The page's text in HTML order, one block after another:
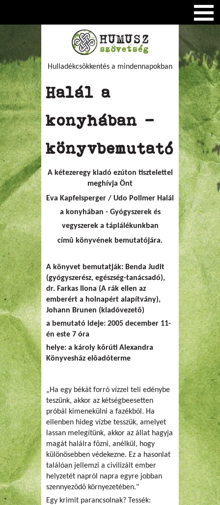
Hulladékcsökkentés a mindennapokban
Halál a
konyhában -
könyvbemutató
A kétezeregy kiadó ezúton tisztelettel
meghívja Önt
Eva Kapfelsperger / Udo Pollmer Halál
a konyhában - Gyógyszerek és
vegyszerek a táplálékunkban
címû könyvének bemutatójára.
A könyvet bemutatják: Benda Judit
(gyógyszerész, egészség-tanácsadó),
dr. Farkas Ilona (A rák ellen az
emberért a holnapért alapítvány),
Johann Brunen (kiadóvezetõ)
a bemutató ideje: 2005 december 11-
én este 7 óra
helye: a károly kõrúti Alexandra
Könyvesház elõadóterme
„Ha egy békát forró vízzel teli edénybe
teszünk, akkor az kétségbeesetten
próbál kimenekülni a fazékból. Ha
ellenben hideg vízbe tesszük, amelyet
lassan melegítünk, akkor az állat hagyja
magát halálra fõzni, anélkül, hogy
különösebben védekezne. Ez a hasonlat
találóan jellemzi a civilizált ember
helyzetét napról napra egyre jobban
szennyezõdõ környezetében."
Egy krimit parancsolnak? Tessék: